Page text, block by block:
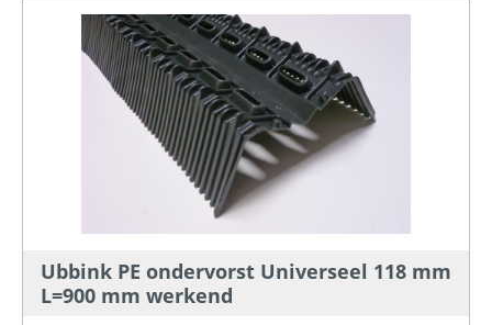
Ubbink PE ondervorst Universeel 118 mm
L=900 mm werkend